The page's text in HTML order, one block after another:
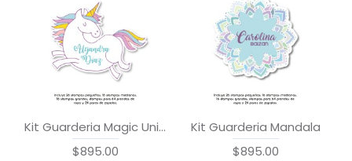
Kit Guarderia Magic Unicorn
$895.00
Kit Guarderia Mandala
$895.00